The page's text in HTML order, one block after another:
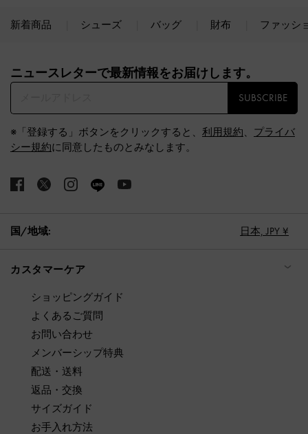
新着商品 シューズ バッグ 財布 ファッシ
ニュースレターで最新情報をお届けします。​
SUBSCRIBE
※「登録する」ボタンをクリックすると、 利用規約、 プライバ
シー規約に同意したものとみなします。
国/地域: 日本, JPY ¥
カスタマーケア
ショッピングガイド
よくあるご質問
お問い合わせ
メンバーシップ特典
配送・送料
返品・交換
サイズガイド
お手入れ方法